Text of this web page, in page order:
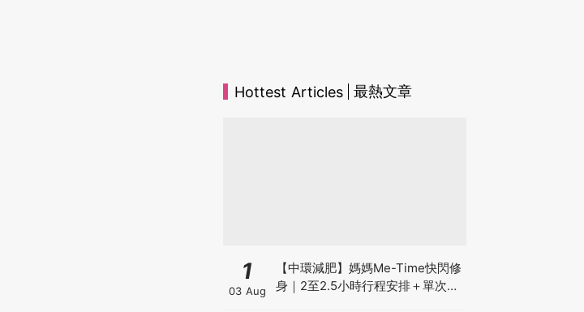
Hottest Articles 最熱文章
1
03 Aug
【中環減肥】媽媽Me-Time快閃修
身｜2至2.5小時行程安排＋單次收